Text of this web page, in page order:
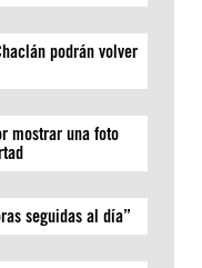
podrán volver
mostrar una foto
seguidas al día”